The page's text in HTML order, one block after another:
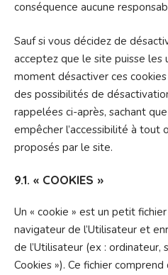
conséquence aucune
Sauf si vous décidez de
acceptez que le site puisse les
moment désactiver ces
des possibilités de
rappelées ci-après, sachant
empêcher l’accessibilité à tout
proposés par le site.
9.1. « COOKIES »
Un « cookie » est un petit
navigateur de l’Utilisateur et
de l’Utilisateur (ex : ordinateur,
Cookies »). Ce fichier